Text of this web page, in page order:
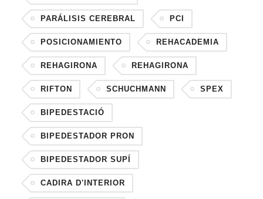
PARÁLISIS CEREBRAL PCI
POSICIONAMIENTO REHACADEMIA
REHAGIRONA REHAGIRONA
RIFTON SCHUCHMANN SPEX
BIPEDESTACIÓ
BIPEDESTADOR PRON
BIPEDESTADOR SUPÍ
CADIRA D'INTERIOR